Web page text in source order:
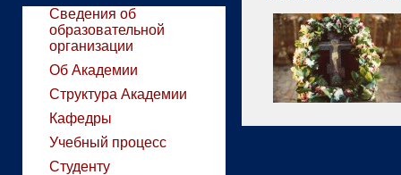
Сведения об
образовательной
организации
Об Академии
Структура Академии
Кафедры
Учебный процесс
Студенту